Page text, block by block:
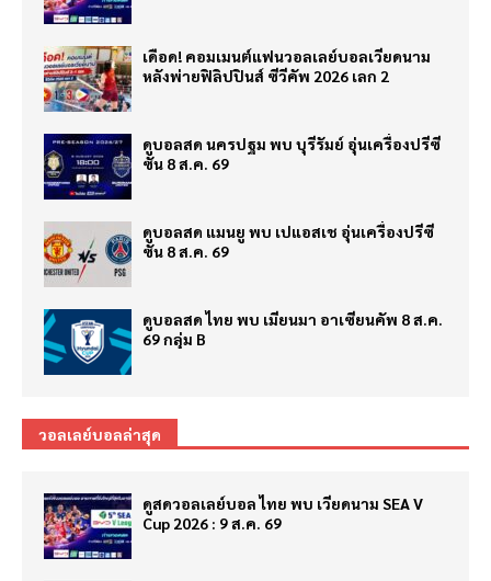
เดือด! คอมเมนต์แฟนวอลเลย์บอลเวียดนาม
หลังพ่ายฟิลิปปินส์ ซีวีคัพ 2026 เลก 2
ดูบอลสด นครปฐม พบ บุรีรัมย์ อุ่นเครื่องปรีซี
ซั่น 8 ส.ค. 69
ดูบอลสด แมนยู พบ เปแอสเช อุ่นเครื่องปรีซี
ซั่น 8 ส.ค. 69
ดูบอลสด ไทย พบ เมียนมา อาเซียนคัพ 8 ส.ค.
69 กลุ่ม B
วอลเลย์บอลล่าสุด
ดูสดวอลเลย์บอล ไทย พบ เวียดนาม SEA V
Cup 2026 : 9 ส.ค. 69